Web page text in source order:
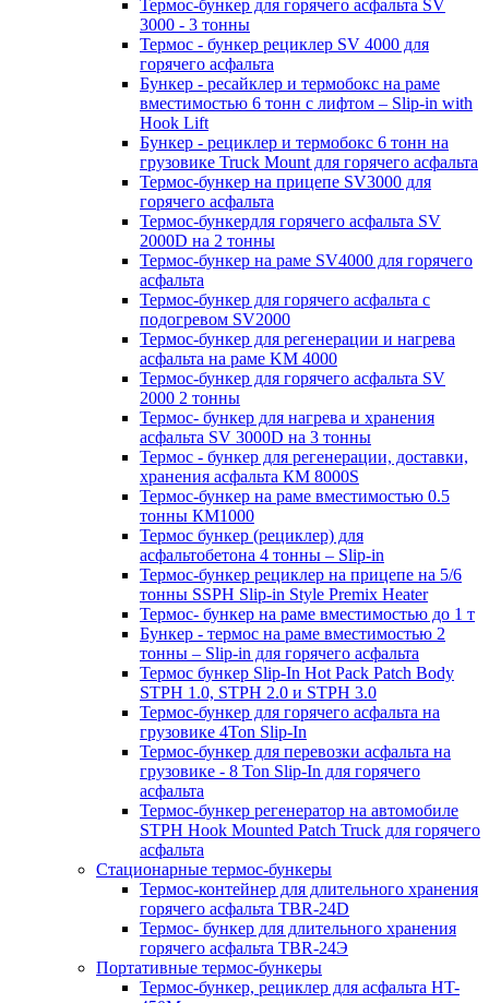
Термос-бункер для горячего асфальта SV
3000 - 3 тонны
Термос - бункер рециклер SV 4000 для
горячего асфальта
Бункер - ресайклер и термобокс на раме
вместимостью 6 тонн с лифтом – Slip-in with
Hook Lift
Бункер - рециклер и термобокс 6 тонн на
грузовике Truck Mount для горячего асфальта
Термос-бункер на прицепе SV3000 для
горячего асфальта
Термос-бункердля горячего асфальта SV
2000D на 2 тонны
Термос-бункер на раме SV4000 для горячего
асфальта
Термос-бункер для горячего асфальта с
подогревом SV2000
Термос-бункер для регенерации и нагрева
асфальта на раме KM 4000
Термос-бункер для горячего асфальта SV
2000 2 тонны
Термос- бункер для нагрева и хранения
асфальта SV 3000D на 3 тонны
Термос - бункер для регенерации, доставки,
хранения асфальта КМ 8000S
Термос-бункер на раме вместимостью 0.5
тонны КМ1000
Термос бункер (рециклер) для
асфальтобетона 4 тонны – Slip-in
Термос-бункер рециклер на прицепе на 5/6
тонны SSPH Slip-in Style Premix Heater
Термос- бункер на раме вместимостью до 1 т
Бункер - термос на раме вместимостью 2
тонны – Slip-in для горячего асфальта
Термос бункер Slip-In Hot Pack Patch Body
STPH 1.0, STPH 2.0 и STPH 3.0
Термос-бункер для горячего асфальта на
грузовике 4Ton Slip-In
Термос-бункер для перевозки асфальта на
грузовике - 8 Ton Slip-In для горячего
асфальта
Термос-бункер регенератор на автомобиле
STPH Hook Mounted Patch Truck для горячего
асфальта
Стационарные термос-бункеры
Термос-контейнер для длительного хранения
горячего асфальта TBR-24D
Термос- бункер для длительного хранения
горячего асфальта TBR-24Э
Портативные термос-бункеры
Термос-бункер, рециклер для асфальта HT-